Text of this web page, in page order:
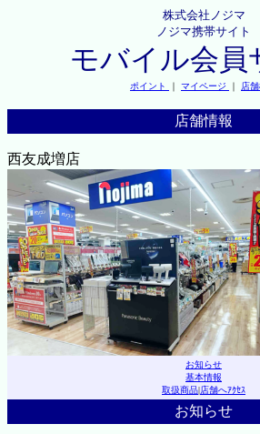
株式会社ノジマ
ノジマ携帯サイト
モバイル会員
ポイント ｜ マイページ ｜ 店
店舗情報
西友成増店
お知らせ
基本情報
取扱商品|店舗へｱｸｾｽ
お知らせ